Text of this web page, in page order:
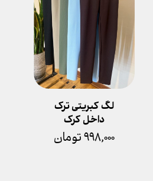
لگ کبریتی ترک
داخل کرک
۹۹۸,۰۰۰ تومان